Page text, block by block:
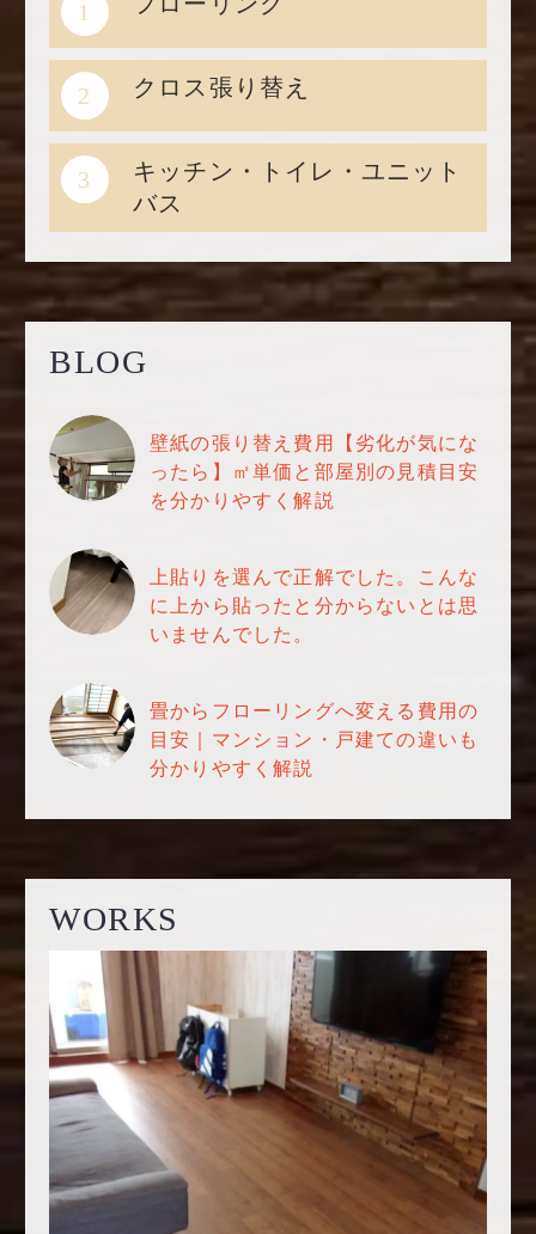
1
2 クロス張り替え
3
キッチン・トイレ・ユニット
バス
BLOG
壁紙の張り替え費用【劣化が気にな
ったら】㎡単価と部屋別の見積目安
を分かりやすく解説
上貼りを選んで正解でした。こんな
に上から貼ったと分からないとは思
いませんでした。
畳からフローリングへ変える費用の
目安｜マンション・戸建ての違いも
分かりやすく解説
WORKS